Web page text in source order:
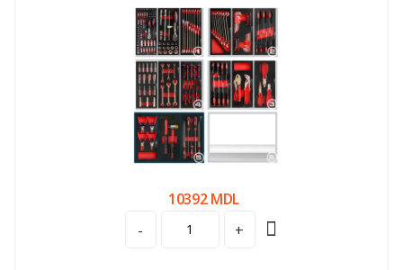
10392 MDL
-
+